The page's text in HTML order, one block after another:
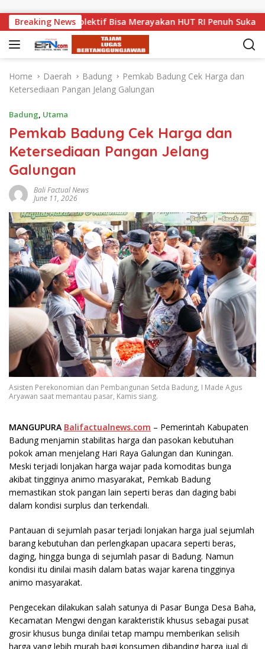
Breaking News
Kolektif Bisa Merayakan HUT RI Penuh Suka Cita
Home Daerah Badung
Pemkab Badung Cek Harga dan
Ketersediaan Pangan Jelang Galungan
Badung, Utama
Pemkab Badung Cek Harga dan
Ketersediaan Pangan Jelang
Galungan
Bali Factual News
June 11, 2026
Asisten Perekonomian dan Pembangunan Setda Badung, I Made Agus
Aryawan saat memantau pasar, Kamis siang.
MANGUPURA Balifactualnews.com – Pemerintah Kabupaten
Badung menjamin stabilitas harga dan pasokan kebutuhan
pokok aman menjelang Hari Raya Galungan dan Kuningan.
Meski terjadi lonjakan harga wajar pada komoditas bunga
akibat tingginya animo masyarakat, Pemkab Badung
memastikan stok pangan lain seperti beras dan daging babi
dalam kondisi surplus dan terkendali.
​Pantauan di sejumlah pasar terjadi lonjakan harga jual sejumlah
barang kebutuhan dan perlengkapan upacara seperti beras,
daging, hingga bunga di sejumlah pasar di Badung. Namun
kondisi itu dinilai masih dalam batas wajar karena tingginya
animo masyarakat.
Pengecekan dilakukan salah satunya di Pasar Bunga Desa Baha,
Kecamatan Mengwi dengan karakteristik khusus sebagai pusat
grosir khusus bunga dinilai tetap mampu memberikan selisih
harga yang lebih murah bagi konsumen dibanding harga jual di